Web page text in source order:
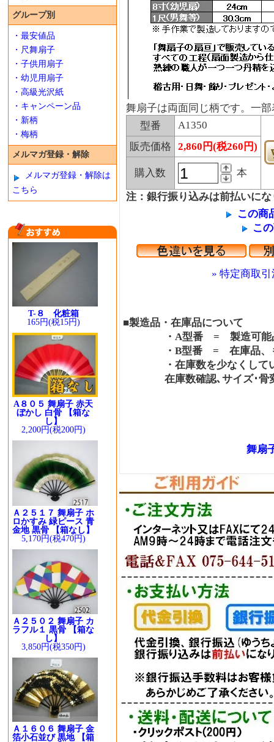
グループ別
・最安値品
・尺舞扇子
・子供用扇子
・幼児用扇子
・高級光沢紙
・キャンペーン品
・新柄
・梅柄
メルマガ登録・解除
メルマガ登録・解除は
こちら
T-８ 化粧箱
165円(税15円)
A８０５ 舞扇子 赤天
ぼかし 白骨 【箱な
し】
2,200円(税200円)
Ａ２５１７ 舞扇子 ホ
ロかすみ 緑ピース 青
金地 黒骨 【箱なし】
5,170円(税470円)
Ａ２５０２ 舞扇子 カ
ラフル１ 黒骨 【箱な
し】
3,850円(税350円)
Ａ１６０６ 舞扇子 金
箔小石並び 黒地 【箱
舞扇子は両面同じ柄です。一
型番
A1350
販売価格
2,860円(税260円)
購入数 本
注：銀行振り込みは前払いに
この商
こ
» 特定商取
■製造品・在庫品について
・A型番 = 製造可能品
・B型番 = 在庫品、も
・在庫数を少なくしてい
在庫数確認､サイズ･骨変
舞扇